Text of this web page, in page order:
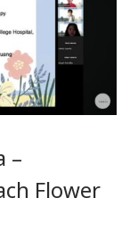
–
Flower